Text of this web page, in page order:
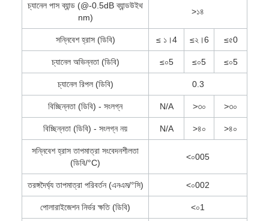
চ্যানেল পাস ব্যান্ড (@-0.5dB ব্যান্ডউইথ
nm)
>১৪
সন্নিবেশ হ্রাস (ডিবি) ≤ ১।4 ≤২।6 ≤৫0
চ্যানেল অভিন্নতা (ডিবি) ≤০5 ≤০5 ≤০5
চ্যানেল রিপল (ডিবি) 0.3
বিচ্ছিন্নতা (ডিবি) - সংলগ্ন N/A >৩০ >৩০
বিচ্ছিন্নতা (ডিবি) - সংলগ্ন নয় N/A >৪০ >৪০
সন্নিবেশ হ্রাস তাপমাত্রা সংবেদনশীলতা
(ডিবি/°C)
<০005
তরঙ্গদৈর্ঘ্য তাপমাত্রা পরিবর্তন (এনএম/°সি) <০002
পোলারাইজেশন নির্ভর ক্ষতি (ডিবি) <০1